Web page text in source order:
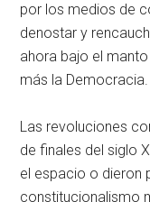
por los medios de
denostar y
ahora bajo el
más la Democracia.
Las revoluciones
de finales del siglo
el espacio o dieron
constitucionalismo